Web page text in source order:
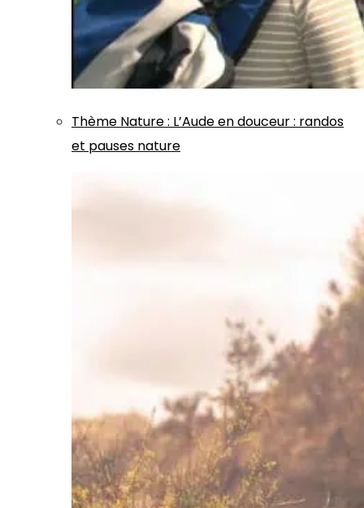
Thème Nature: L’Aude en douceur : randos
et pauses nature